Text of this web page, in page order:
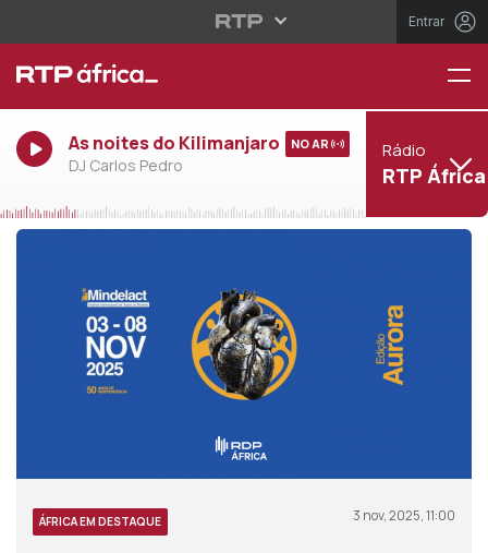
Entrar
As noites do Kilimanjaro
DJ Carlos Pedro
NO AR Rádio
RTP África
ÁFRICA EM DESTAQUE 3 nov, 2025, 11:00